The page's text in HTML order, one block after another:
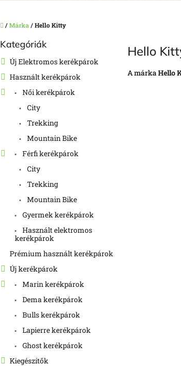
Kezdőlap
/Márka/Hello Kitty
Kategóriák
Kategóriák
Új Elektromos kerékpárok
Használt kerékpárok
Női kerékpárok
City
Trekking
Mountain Bike
Férfi kerékpárok
City
Trekking
Mountain Bike
Gyermek kerékpárok
Használt elektromos
kerékpárok
Prémium használt kerékpárok
Új kerékpárok
Marin kerékpárok
Dema kerékpárok
Bulls kerékpárok
Lapierre kerékpárok
Ghost kerékpárok
Kiegészítők
Hello
A márkaHello